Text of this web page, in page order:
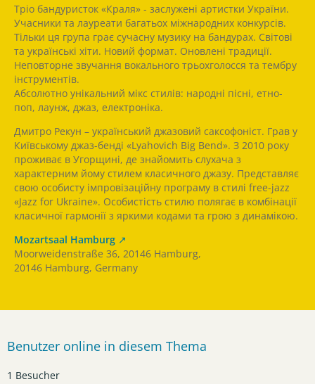
Тріо бандуристок «Краля» - заслужені артистки України.
Учасники та лауреати багатьох міжнародних конкурсів.
Тільки ця група грає сучасну музику на бандурах. Світові
та українські хіти. Новий формат. Оновлені традиції.
Неповторне звучання вокального трьохголосся та тембру
інструментів.
Абсолютно унікальний мікс стилів: народні пісні, етно-
поп, лаунж, джаз, електроніка.
Дмитро Рекун – український джазовий саксофоніст. Грав у
Київському джаз-бенді «Lyahovich Big Bend». З 2010 року
проживає в Угорщині, де знайомить слухача з
характерним йому стилем класичного джазу. Представляє
свою особисту імпровізаційну програму в стилі free-jazz
«Jazz for Ukraine». Особистість стилю полягає в комбінації
класичної гармонії з яркими кодами та грою з динамікою.
Mozartsaal Hamburg
Moorweidenstraße 36, 20146 Hamburg,
20146 Hamburg, Germany
Benutzer online in diesem Thema
1 Besucher